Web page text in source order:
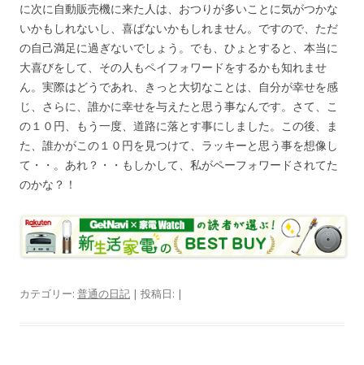
に次に自動販売機に来た人は、おつりが多いことに気がつかな
いかもしれないし、喜ばないかもしれません。ですので、ただ
の自己満足に過ぎないでしょう。でも、ひょとすると、本当に
大喜びをして、その人もペイフォワードをするかも知れませ
ん。実際はどうであれ、きっと大切なことは、自分が幸せを感
じ、さらに、誰かに幸せを与えたと思う事なんです。さて、こ
の１０円、もう一度、道路に落とす事にしました。この後、ま
た、誰かがこの１０円を見つけて、ラッキーと思う事を想像し
て・・。あれ？・・もしかして、私がペーフォワードされてた
のかな？！
カテゴリー: 普通の日記 | 投稿日: |